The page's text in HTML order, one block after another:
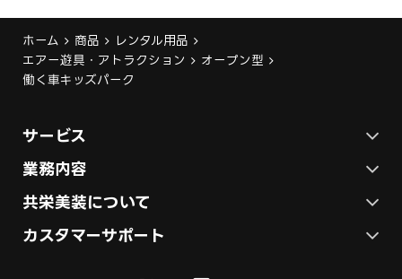
ホーム 商品
レンタル用品
エアー遊具・アトラクション
オープン型
働く車キッズパーク
サービス
ステージ施工プラン
テント施工プラン
展示会ブース制作
業務内容
各種イベントの総合サービス
展示会ブース装飾・デザイン
共栄美装について
会社概要
カスタマーサポート